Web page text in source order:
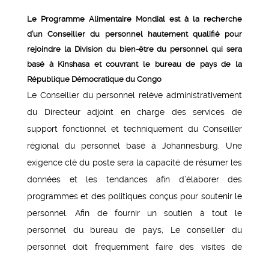
Le Programme Alimentaire Mondial est à la recherche
d’un Conseiller du personnel hautement qualifié pour
rejoindre la Division du bien-être du personnel qui sera
basé à Kinshasa et couvrant le bureau de pays de la
République Démocratique du Congo
Le Conseiller du personnel relève administrativement
du Directeur adjoint en charge des services de
support fonctionnel et techniquement du Conseiller
régional du personnel basé à Johannesburg. Une
exigence clé du poste sera la capacité de résumer les
données et les tendances afin d’élaborer des
programmes et des politiques conçus pour soutenir le
personnel. Afin de fournir un soutien à tout le
personnel du bureau de pays, Le conseiller du
personnel doit fréquemment faire des visites de